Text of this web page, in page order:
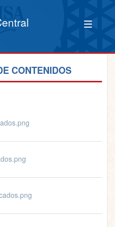
CONTENIDOS